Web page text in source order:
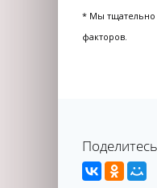
* Мы тщательно
факторов.